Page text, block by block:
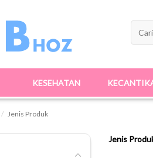
KESEHATAN
Jenis Produk
Jenis